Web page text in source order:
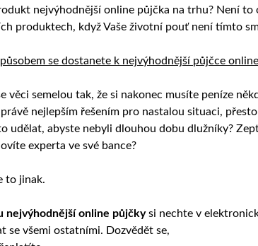
nejvýhodnější online půjčka na trhu? Není to
produktech, když Vaše životní pouť není tímto
se dostanete k nejvýhodnější půjčce
věci semelou tak, že si nakonec musíte peníze
právě nejlepším řešením pro nastalou situaci,
udělat, abyste nebyli dlouhou dobu dlužníky?
experta ve své bance?
to jinak.
nejvýhodnější online půjčkysi nechte v
se všemi ostatními. Dozvědět se,